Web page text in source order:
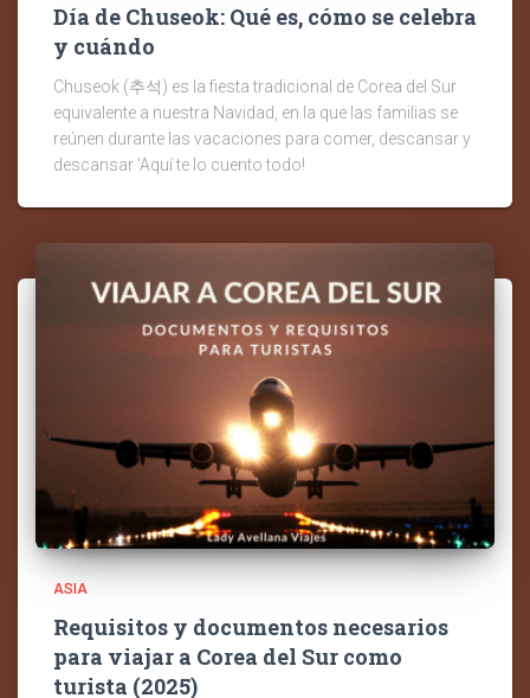
Día de Chuseok: Qué es, cómo se celebra
y cuándo
Chuseok (추석) es la fiesta tradicional de Corea del Sur
equivalente a nuestra Navidad, en la que las familias se
reúnen durante las vacaciones para comer, descansar y
descansar 'Aquí te lo cuento todo!
ASIA
Requisitos y documentos necesarios
para viajar a Corea del Sur como
turista (2025)